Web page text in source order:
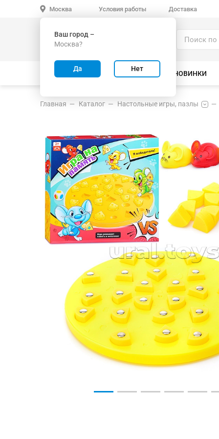
Москва
Ваш город –
Москва?
Да Нет
Условия работы Доставка
ВСЕ ТОВАРЫ ВЕЛОСИПЕДЫ НОВИНКИ
Главная Каталог Настольные игры, пазлы